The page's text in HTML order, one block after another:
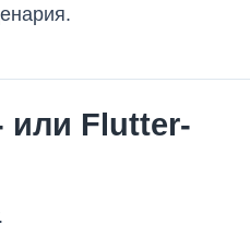
или Flutter-